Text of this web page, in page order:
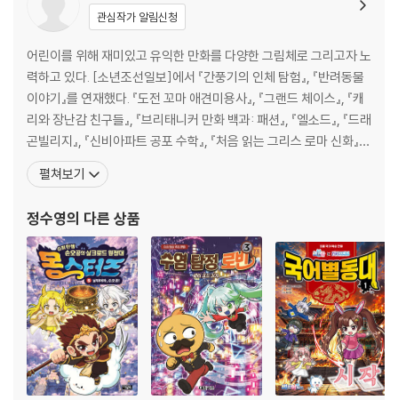
관심작가 알림신청
어린이를 위해 재미있고 유익한 만화를 다양한 그림체로 그리고자 노
력하고 있다. [소년조선일보]에서 『간풍기의 인체 탐험』, 『반려동물
이야기』를 연재했다. 『도전 꼬마 애견미용사』, 『그랜드 체이스』, 『캐
리와 장난감 친구들』, 『브리태니커 만화 백과: 패션』, 『엘소드』, 『드래
곤빌리지』, 『신비아파트 공포 수학』, 『처음 읽는 그리스 로마 신화』,
『카트라이더 리턴즈』 등 어린이를 위한 재미있고 유익한 만화를 그리
고 있다. 소년조선일보에서 『간풍기의 인체 탐험』, 『반려동물 이야
스』, 『도전 꼬마 애견미용
펼쳐보기
정수영의 다른 상품